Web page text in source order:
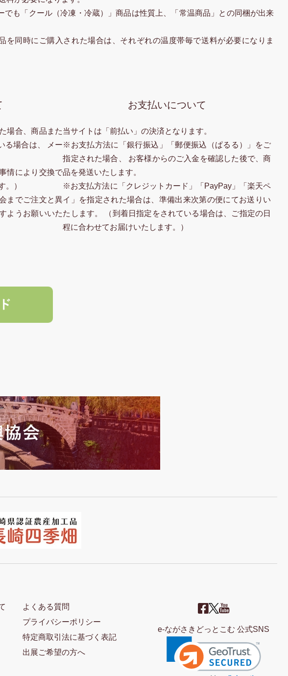
でも「クール（冷凍・冷蔵）」商品は性質上、「常温商品」との同梱が出来
を同時にご購入された場合は、それぞれの温度帯毎で送料が必要になりま
場合、商品また
る場合は、 メー
情により交換で
。）
までご注文と異
ようお願いいた
お支払いについて
当サイトは「前払い」の決済となります。
※お支払方法に「銀行振込」「郵便振込（ぱるる）」をご
指定された場合、 お客様からのご入金を確認した後で、商
品を発送いたします。
※お支払方法に「クレジットカード」「PayPay」「楽天ペ
イ」を指定された場合は、準備出来次第の便にてお送りい
たします。 （到着日指定をされている場合は、ご指定の日
程に合わせてお届けいたします。）
よくある質問
プライバシーポリシー
特定商取引法に基づく表記
出展ご希望の方へ
e-ながさきどっとこむ 公式SNS